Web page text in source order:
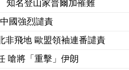
名登山家普爾加罹難
國強烈譴責
非飛地 歐盟領袖連番譴責
嗆將「重擊」伊朗